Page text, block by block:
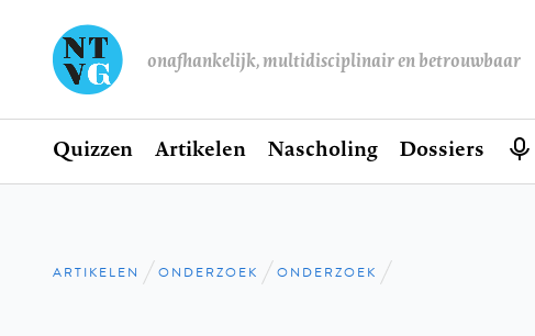
onafhankelijk, multidisciplinair en betrouwbaar
Hoofdnavigatie
Home
Quizzen Artikelen Nascholing Dossiers
Kruimelpad
ARTIKELEN ONDERZOEK ONDERZOEK